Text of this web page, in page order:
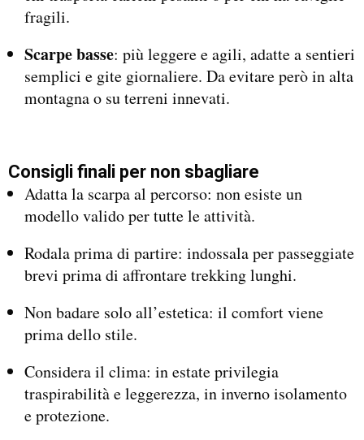
fragili.
Scarpe basse: più leggere e agili, adatte a sentieri
semplici e gite giornaliere. Da evitare però in alta
montagna o su terreni innevati.
Consigli finali per non sbagliare
Adatta la scarpa al percorso: non esiste un
modello valido per tutte le attività.
Rodala prima di partire: indossala per passeggiate
brevi prima di affrontare trekking lunghi.
Non badare solo all’estetica: il comfort viene
prima dello stile.
Considera il clima: in estate privilegia
traspirabilità e leggerezza, in inverno isolamento
e protezione.